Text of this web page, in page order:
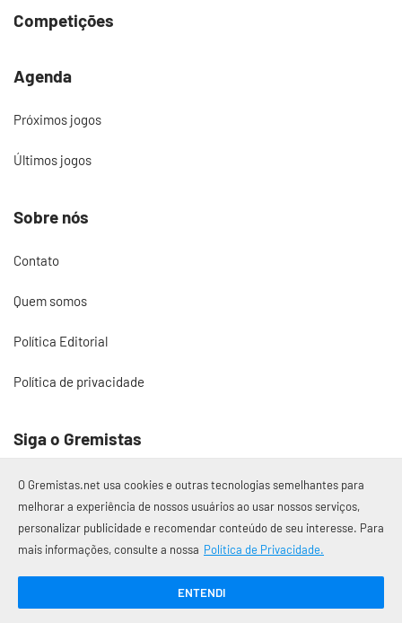
Competições
Agenda
Próximos jogos
Últimos jogos
Sobre nós
Contato
Quem somos
Política Editorial
Política de privacidade
Siga o Gremistas
© 2017 – 2026 Gremistas.net
Gremistas.net — Porto Alegre/RS
O Gremistas.net usa cookies e outras tecnologias semelhantes para
melhorar a experiência de nossos usuários ao usar nossos serviços,
personalizar publicidade e recomendar conteúdo de seu interesse. Para
mais informações, consulte a nossa Política de Privacidade.
ENTENDI